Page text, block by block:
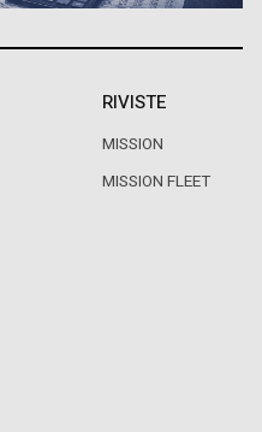
RIVISTE
MISSION
MISSION FLEET